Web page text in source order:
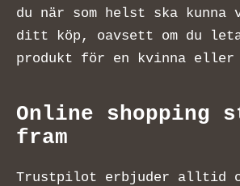
du när som helst ska kunna
ditt köp, oavsett om du
produkt för en kvinna eller
Online shopping
fram
Trustpilot erbjuder alltid